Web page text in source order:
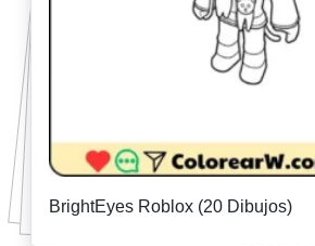
BrightEyes Roblox (20 Dibujos)